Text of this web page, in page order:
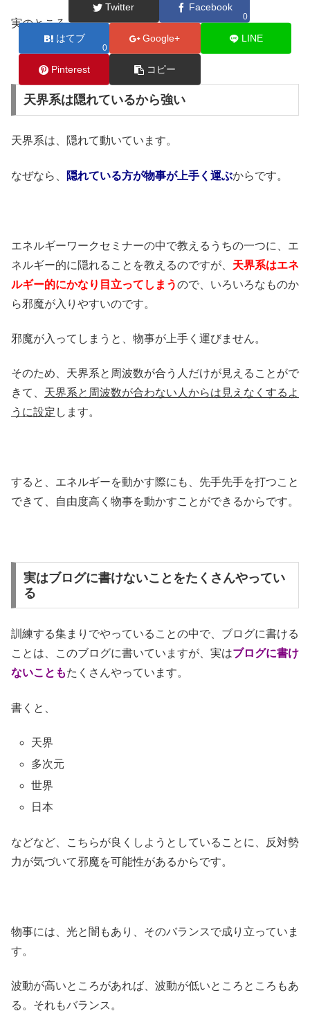
実のところ。
天界系は隠れているから強い
天界系は、隠れて動いています。
なぜなら、 隠れている方が物事が上手く運ぶからです。
エネルギーワークセミナーの中で教えるうちの一つに、エ
ネルギー的に隠れることを教えるのですが、 天界系はエネ
ルギー的にかなり目立ってしまうので、いろいろなものか
ら邪魔が入りやすいのです。
邪魔が入ってしまうと、物事が上手く運びません。
そのため、天界系と周波数が合う人だけが見えることがで
きて、 天界系と周波数が合わない人からは見えなくするよ
うに設定 します。
すると、エネルギーを動かす際にも、先手先手を打つこと
できて、自由度高く物事を動かすことができるからです。
実はブログに書けないことをたくさんやってい
る
訓練する集まりでやっていることの中で、ブログに書ける
ことは、このブログに書いていますが、実はブログに書け
ないこともたくさんやっています。
書くと、
天界
多次元
世界
日本
などなど、こちらが良くしようとしていることに、反対勢
力が気づいて邪魔を可能性があるからです。
物事には、光と闇もあり、そのバランスで成り立っていま
す。
波動が高いところがあれば、波動が低いところところもあ
る。それもバランス。
Twitter Facebook
0
はてブ
0
Google+ LINE
Pinterest コピー